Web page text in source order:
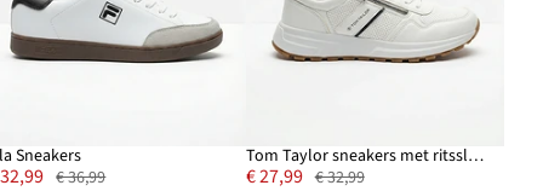
Sneakers
€ 36,99
Tom Taylor sneakers met ritssluiting
€ 27,99 € 32,99